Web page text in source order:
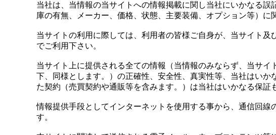
当社は、当情報の当サイトへの情報掲載に関し当社にいかなる
庫の有無、メーカー、価格、状態、主要装備、オプション等）に
当サイトの利用に際しては、利用者の皆様ご自身が、当サイト
でご利用下さい。
当サイト上に提供される全ての情報（当情報のみならず、当サ
下、同様とします。）の正確性、安全性、真実性等、当社はい
た契約（売買契約や通販等を含みます。）は当社はいかなる保証
情報提供手段としてインターネットを使用する事から、通信回
す。